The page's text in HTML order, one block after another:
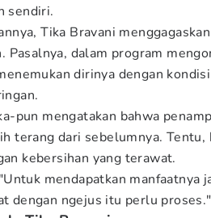
sendiri.
Tika Bravani
Pasalnya, dalam program
dirinya dengan
pun mengatakan bahwa
terang dari sebelumnya. Tentu,
kebersihan yang terawat.
mendapatkan manfaatnya
dengan ngejus itu perlu proses."